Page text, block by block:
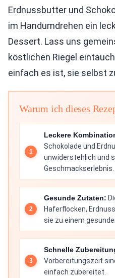
Erdnussbutter und
im Handumdrehen ein
Dessert. Lass uns
köstlichen Riegel
einfach es ist, sie selbst
Warum ich dieses
Leckere
Schokolade und
unwiderstehlich und
Geschmackserlebnis.
Gesunde Zutaten:
Haferflocken,
sie zu einem
Schnelle
Vorbereitungszeit
einfach zubereitet.